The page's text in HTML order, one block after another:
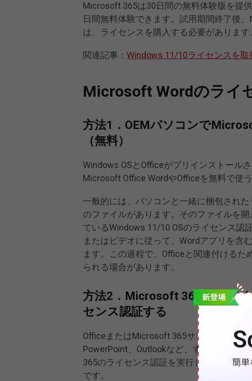
Microsoft 365は30日間の無料体験版を提
日間無料体験できます。試用期間終了後
は、ライセンスを購入する必要があります
関連記事：Windows 11/10ライセンスを取
Microsoft Wordのライ
方法1．OEMパソコンで
（無料）
Windows OSとOfficeがプリインストール
Microsoft Office WordやOfficeを無料で使
一般的には、パソコンと一緒に梱包され
のファイルがあります。そのファイルを
ているWindows 11/10 OSのライセンス認
またはビデオに従って、Wordアプリを含む
ます。この過程で、Officeと関連付ける
られる場合があります。
方法2．Microsoft 365 サブス
センス認証する
OfficeまたはMicrosoft 365サブスクリプシ
PowerPoint、Outlookなど、すべての
365のライセンス認証を実行した後、
です。